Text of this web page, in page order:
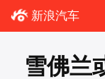
新浪汽车
雪佛兰